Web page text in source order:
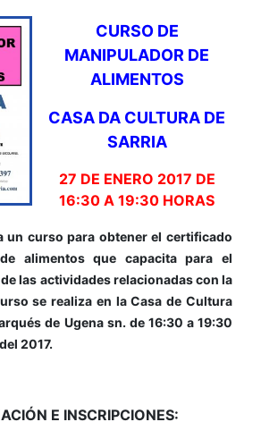
CURSO DE
MANIPULADOR DE
ALIMENTOS
CASA DA CULTURA DE
SARRIA
27 DE ENERO 2017 DE
16:30 A 19:30 HORAS
un curso para obtener el certificado
alimentos que capacita para el
las actividades relacionadas con la
se realiza en la Casa de Cultura
de Ugena sn. de 16:30 a 19:30
2017.
E INSCRIPCIONES: